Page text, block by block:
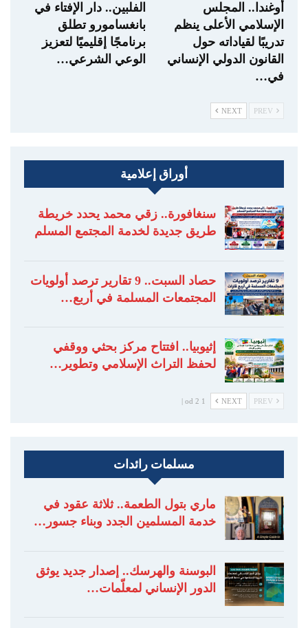
أوغندا.. المجلس
الإسلامي الأعلى ينظم
تدريبًا لقياداته حول
القانون الدولي الإنساني
في…
الفلبين.. دار الإفتاء في
بانغسامورو تطلق
برنامجًا إقليميًا لتعزيز
الوعي الشرعي…
NEXT
أوراق إعلامية
سنغافورة.. زقي محمد يحدد خريطة
طريق جديدة لخدمة المجتمع المسلم
حصاد السبت.. 9 تقارير ترصد أولويات
المجتمعات المسلمة في أربع…
إثيوبيا.. افتتاح مركز بحثي ووقفي
لحفظ التراث الإسلامي وتطوير…
NEXT
1 od 2 |
مسلمات رائدات
ماري بتول الطعمة.. ثلاثة عقود في
خدمة المسلمين الجدد وبناء جسور…
البوسنة والهرسك.. إصدار جديد يوثق
الدور الإنساني لمعلّمات…